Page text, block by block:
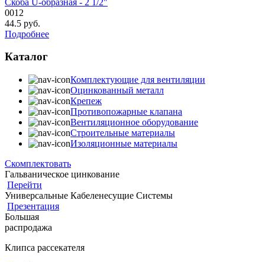
0012
44.5 руб.
Подробнее
Каталог
Комплектующие для вентиляции
Оцинкованный металл
Крепеж
Противопожарные клапана
Вентиляционное оборудование
Строительные материалы
Изоляционные материалы
Скомплектовать
Гальваническое цинкование
Перейти
Универсальные Кабеленесущие Системы
Презентация
Большая
распродажа
Клипса рассекателя